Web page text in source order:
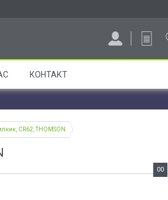
КОНТАКТ
CR62, THOMSON
00